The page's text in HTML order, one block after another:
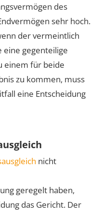
des
sehr hoch.
der vermeintlich
eine gegenteilige
einem für beide
zu kommen, muss
eine Entscheidung
nicht
geregelt haben,
das Gericht. Der